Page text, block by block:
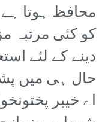
محافظ ہوتا
کو کئی مرتبہ
دینے کے لئے
حال ہی میں
اے خیبر